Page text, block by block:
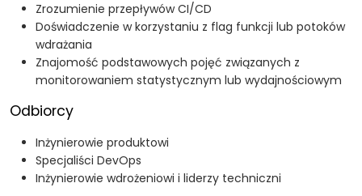
Zrozumienie przepływów CI/CD
Doświadczenie w korzystaniu z flag funkcji lub potoków
wdrażania
Znajomość podstawowych pojęć związanych z
monitorowaniem statystycznym lub wydajnościowym
Odbiorcy
Inżynierowie produktowi
Specjaliści DevOps
Inżynierowie wdrożeniowi i liderzy techniczni